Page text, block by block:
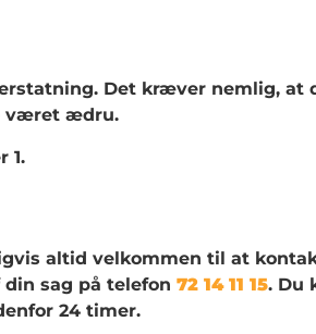
Det kræver nemlig, at
været ædru.
1.
altid velkommen til at
din sag på telefon72 14 11 15. Du
24 timer.